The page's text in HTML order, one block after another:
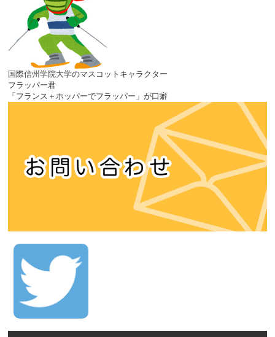
国際信州学院大学のマスコットキャラクター
フラッパー君
「フランス＋ホッパーでフラッパー」が口癖